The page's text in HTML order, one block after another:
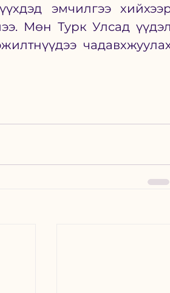
эмчилгээ
Мөн Турк Улсад үүдэл